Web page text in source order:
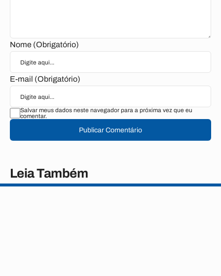
Nome (Obrigatório)
E-mail (Obrigatório)
Salvar meus dados neste navegador para a próxima vez que eu
comentar.
Publicar Comentário
Leia Também